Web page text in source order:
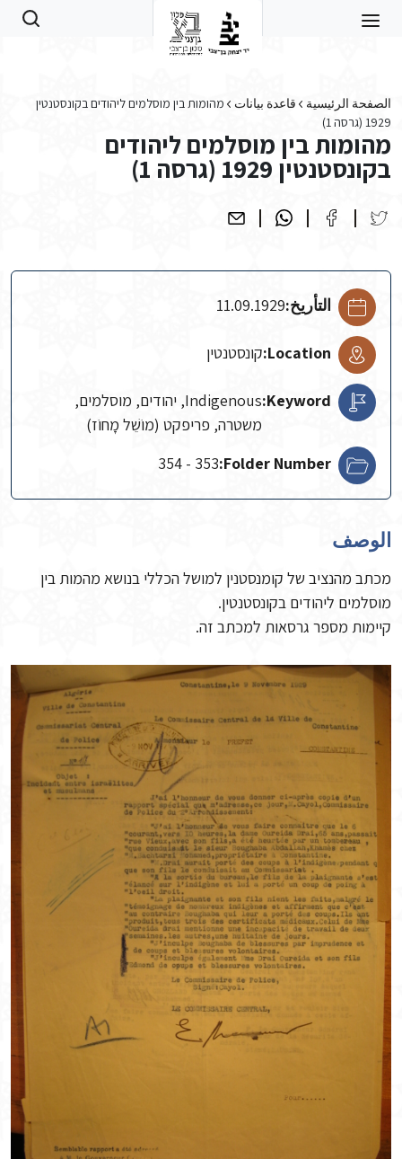
الصفحة الرئيسية قاعدة بيانات
מהומות בין מוסלמים ליהודים בקונסטנטין
1929 (גרסה 1)
מהומות בין מוסלמים ליהודים
בקונסטנטין 1929 (גרסה 1)
التأريخ:11.09.1929
Location: קונסטנטין
Keyword:
Indigenous, יהודים, מוסלמים,
משטרה, פריפקט (מוֹשֵׁל מָחוֹז)
Folder Number:
353 - 354
الوصف
מכתב מהנציב של קומנסטנין למושל הכללי בנושא מהמות בין
מוסלמים ליהודים בקונסטנטין.
קיימות מספר גרסאות למכתב זה.